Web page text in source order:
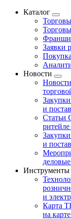
Каталог
Заявки
Новости
Новости
и
Статьи
и
Инструменты
и
Карта
на